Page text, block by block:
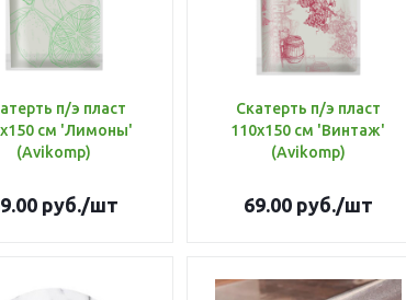
п/э пласт
см 'Лимоны'
(Avikomp)
руб./шт
Скатерть п/э пласт
110х150 см 'Винтаж'
(Avikomp)
69.00руб./шт